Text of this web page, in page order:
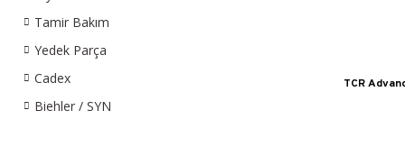
Tamir Bakım
Yedek Parça
Cadex
Biehler / SYN
TCR